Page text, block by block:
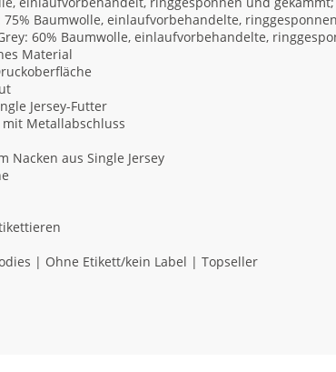
Baumwolle, einlaufvorbehandelte,
60% Baumwolle, einlaufvorbehandelte,
Material
Jersey-Futter
Metallabschluss
Nacken aus Single Jersey
| Ohne Etikett/kein Label | Topseller